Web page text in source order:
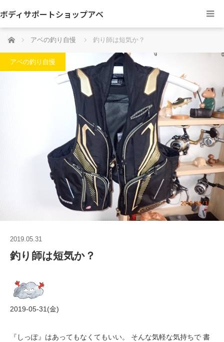
ボディサポートショップアベ
ホーム アベの釣り自慢 釣り師は短気か？
アベの釣り自慢
2019.05.31
釣り師は短気か？
2019-05-31(金)
『しっぽ』はあってもなくてもいい。 そんな気軽な気持ちで 書